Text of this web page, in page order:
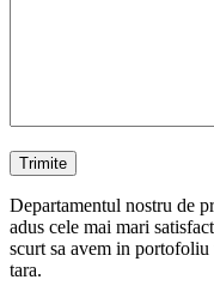
Departamentul nostru de
adus cele mai mari
scurt sa avem in
tara.